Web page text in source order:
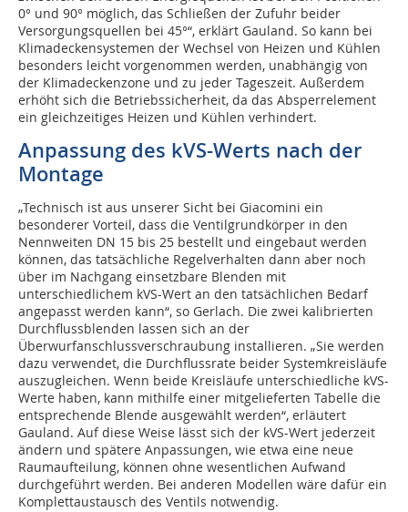
0° und 90° möglich, das Schließen der Zufuhr beider
Versorgungsquellen bei 45°“, erklärt Gauland. So kann bei
Klimadeckensystemen der Wechsel von Heizen und Kühlen
besonders leicht vorgenommen werden, unabhängig von
der Klimadeckenzone und zu jeder Tageszeit. Außerdem
erhöht sich die Betriebssicherheit, da das Absperrelement
ein gleichzeitiges Heizen und Kühlen verhindert.
Anpassung des kVS-Werts nach der
Montage
„Technisch ist aus unserer Sicht bei Giacomini ein
besonderer Vorteil, dass die Ventilgrundkörper in den
Nennweiten DN 15 bis 25 bestellt und eingebaut werden
können, das tatsächliche Regelverhalten dann aber noch
über im Nachgang einsetzbare Blenden mit
unterschiedlichem kVS-Wert an den tatsächlichen Bedarf
angepasst werden kann“, so Gerlach. Die zwei kalibrierten
Durchflussblenden lassen sich an der
Überwurfanschlussverschraubung installieren. „Sie werden
dazu verwendet, die Durchflussrate beider Systemkreisläufe
auszugleichen. Wenn beide Kreisläufe unterschiedliche kVS-
Werte haben, kann mithilfe einer mitgelieferten Tabelle die
entsprechende Blende ausgewählt werden“, erläutert
Gauland. Auf diese Weise lässt sich der kVS-Wert jederzeit
ändern und spätere Anpassungen, wie etwa eine neue
Raumaufteilung, können ohne wesentlichen Aufwand
durchgeführt werden. Bei anderen Modellen wäre dafür ein
Komplettaustausch des Ventils notwendig.